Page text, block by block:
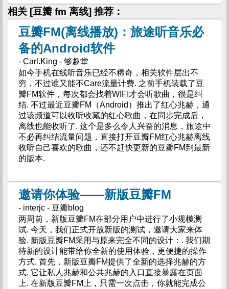
相关 [豆瓣 fm 离线] 推荐：
豆瓣FM(离线播放)：旅途听音乐必
备的Android软件
- Carl.King - 够趣堂
如今手机在线听音乐已经不稀奇，相关软件层出不
穷，不过谁又能不Care流量计费. 之前手机装载了豆
瓣FM软件，每次都会找着WIFI才会听歌曲，很是纠
结. 不过最近豆瓣FM（Android）推出了红心兆赫，通
过该频道可以收听收藏的红心歌曲，在同步完成后，
离线也能收听了. 这个是多么令人兴奋的消息，旅途中
不必再纠结流量问题，直接打开豆瓣FM红心兆赫离线
收听自己喜欢的歌曲，还不赶快更新的豆瓣FM到最新
的版本.
邀请你体验——新版豆瓣FM
- interjc - 豆瓣blog
两周前，新版豆瓣FM在部分用户中进行了小规模测
试. 今天，我们正式开放新版的测试，邀请大家来体
验. 新版豆瓣FM采用与原来完全不同的设计：. 我们期
待新的设计能带给你全新的使用体验，更便捷的操作
方式. 首先，新版豆瓣FM提供了全新的选择兆赫的方
式. 它让私人兆赫和公共兆赫的入口直接暴露在页面
上. 在新版豆瓣FM上，只需一次点击，你就能完成公